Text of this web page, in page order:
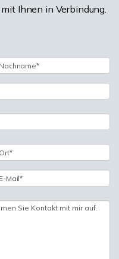
Ihnen in Verbindung.